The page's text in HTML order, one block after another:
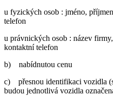
u fyzických osob : jméno,
telefon
u právnických osob : název
kontaktní telefon
b) nabídnutou cenu
c) přesnou identifikaci vozidla
budou jednotlivá vozidla